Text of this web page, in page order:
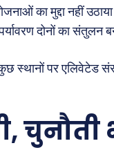
का मुद्दा नहीं
दोनों का संतुलन
स्थानों पर एलिवेटेड
चुनौती